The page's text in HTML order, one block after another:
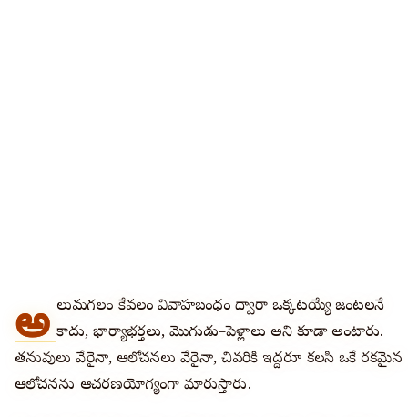
అ లుమగలంటే కేవలం వివాహబంధం ద్వారా ఒక్కటయ్యే జంటలనే
కాదు, భార్యాభర్తలు, మొగుడు–పెళ్లాలు అని కూడా అంటారు.
తనువులు వేరైనా, ఆలోచనలు వేరైనా, చివరికి ఇద్దరూ కలసి ఒకే రకమైన
ఆలోచనను ఆచరణయోగ్యంగా మారుస్తారు.